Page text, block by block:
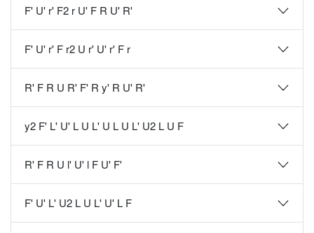
F' U' r' F2 r U' F R U' R'
F' U' r' F r2 U r' U' r' F r
R' F R U R' F' R y' R U' R'
y2 F' L' U' L U L' U L U L' U2 L U F
R' F R U l' U' l F U' F'
F' U' L' U2 L U L' U' L F